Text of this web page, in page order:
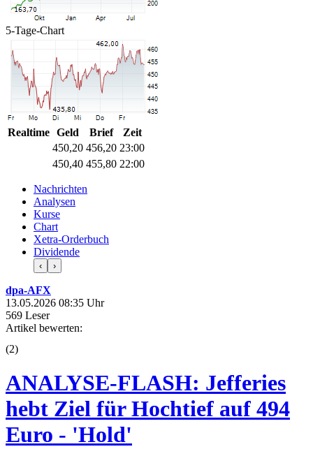
5-Tage-Chart
Realtime Geld Brief
Zeit
450,20 456,20 23:00
450,40 455,80 22:00
Nachrichten
Analysen
Kurse
Chart
Xetra-Orderbuch
Dividende
‹ ›
dpa-AFX
13.05.2026 08:35 Uhr
569 Leser
Artikel bewerten:
(2)
ANALYSE-FLASH: Jefferies
hebt Ziel für Hochtief auf 494
Euro - 'Hold'